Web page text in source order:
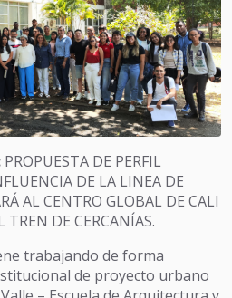
PROPUESTA DE PERFIL
DE LA LINEA DE
AL CENTRO GLOBAL DE CALI
TREN DE CERCANÍAS.
trabajando de forma
de proyecto urbano